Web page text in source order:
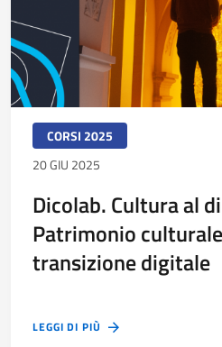
CORSI 2025
20 GIU 2025
Dicolab. Cultura al
Patrimonio
transizione digitale
LEGGI DI PIÙ